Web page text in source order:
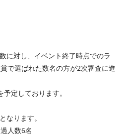
に対し、イベント終了時点でのラ
で選ばれた数名の方が2次審査に進
定しております。
なります。
人数6名